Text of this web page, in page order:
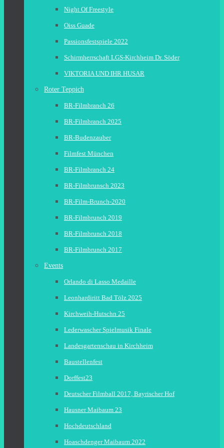
Night Of Freestyle
Oiss Guade
Passionsfestspiele 2022
Schirmherrschaft LGS-Kirchheim Dr. Söder
VIKTORIA UND IHR HUSAR
Roter Teppich
BR-Filmbranch 26
BR-Filmbranch 2025
BR-Budenzauber
Filmfest München
BR-Filmbranch 24
BR-Filmbrunsch 2023
BR-Film-Brunch-2020
BR-Filmbrunch 2019
BR-Filmbrunch 2018
BR-Filmbrunch 2017
Events
Orlando di Lasso Medaille
Leonhardiritt Bad Tölz 2025
Kirchweih-Hutschn 25
Lederwascher Spielmusik Finale
Landesgartenschau in Kirchheim
Baustellenfest
Dorffest23
Deutscher Filmball 2017, Bayrischer Hof
Hausner Maibaum 23
Hochdeutschland
Hoaschdenger Maibaum 2022